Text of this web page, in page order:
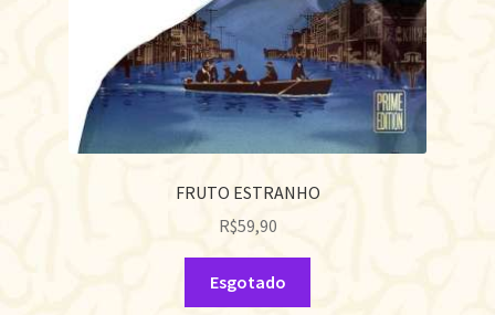
FRUTO ESTRANHO
R$59,90
Esgotado